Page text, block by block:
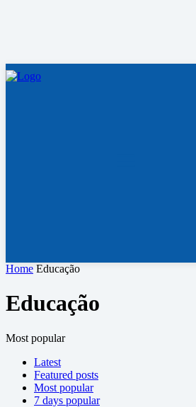
Home Educação
Educação
Most popular
Latest
Featured posts
Most popular
7 days popular